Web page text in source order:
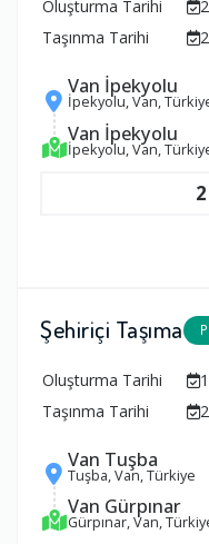
Oluşturma Tarihi
Taşınma Tarihi
Van İpekyolu
İpekyolu, Van,
Van İpekyolu
İpekyolu, Van,
2
Şehiriçi Taşıma
Oluşturma Tarihi
Taşınma Tarihi
Van Tuşba
Tuşba, Van, Türkiye
Van Gürpınar
Gürpınar, Van,